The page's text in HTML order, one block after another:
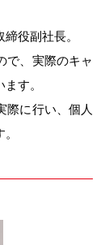
役副社長。
で、実際のキャ
す。
際に行い、個人